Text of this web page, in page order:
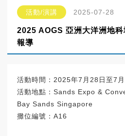
活動/演講 2025-07-28
2025 AOGS 亞洲大洋洲地
報導
活動時間：2025年7月28日至7
活動地點：Sands Expo &
Bay Sands Singapore
攤位編號：A16